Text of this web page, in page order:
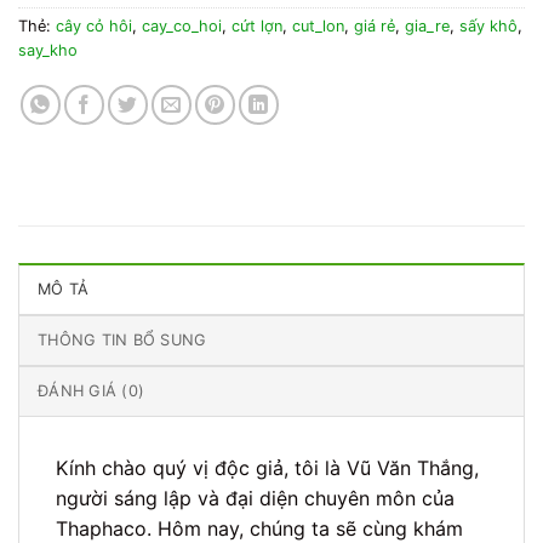
Thẻ: cây cỏ hôi, cay_co_hoi, cứt lợn, cut_lon, giá rẻ, gia_re, sấy khô,
say_kho
MÔ TẢ
THÔNG TIN BỔ SUNG
ĐÁNH GIÁ (0)
Kính chào quý vị độc giả, tôi là Vũ Văn Thắng,
người sáng lập và đại diện chuyên môn của
Thaphaco. Hôm nay, chúng ta sẽ cùng khám